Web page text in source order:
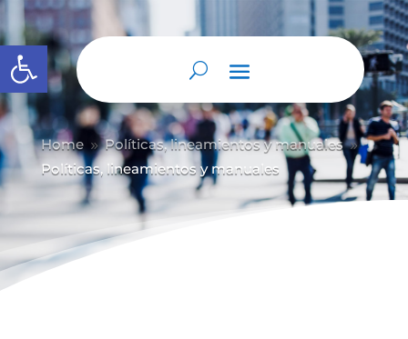
Abrir barra de herramientas
Home 9 Políticas, lineamientos y manuales 9
Políticas, lineamientos y manuales